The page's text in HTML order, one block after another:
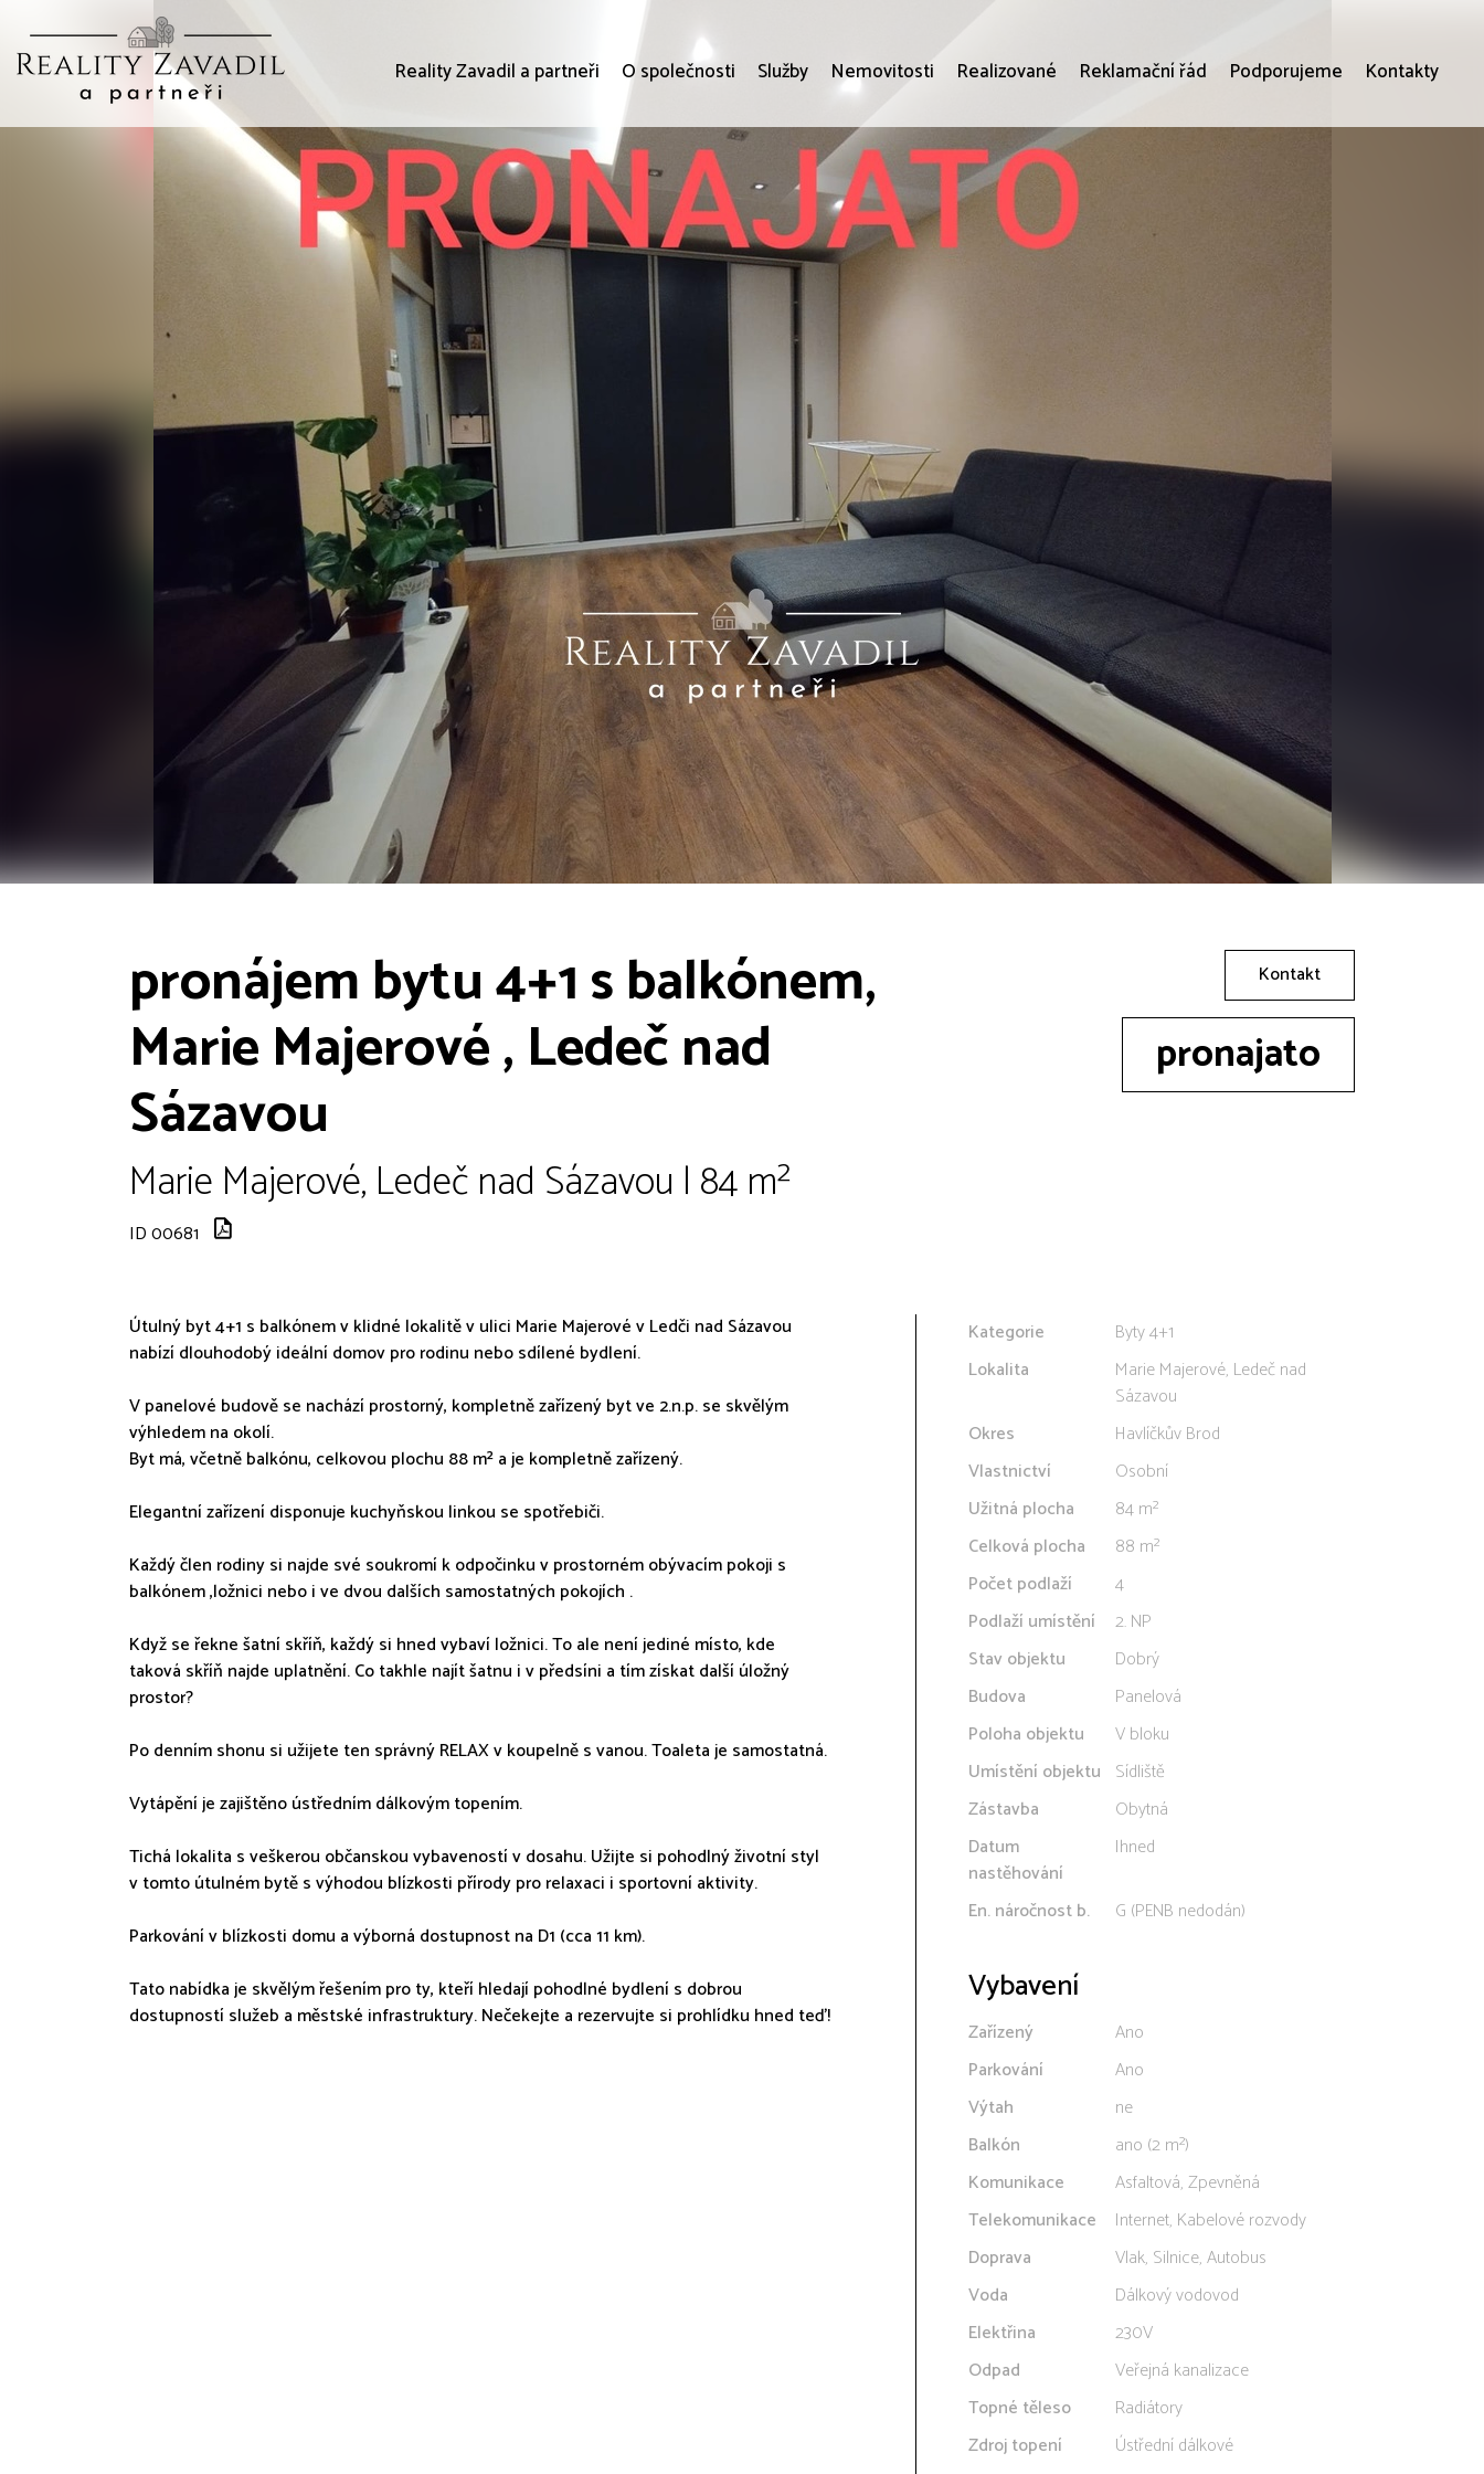
Reality Zavadil a partneři O společnosti Služby Nemovitosti Realizované Reklamační řád Podporujeme Kontakty
pronájem bytu 4+1 s balkónem,
Marie Majerové , Ledeč nad
Sázavou
Marie Majerové, Ledeč nad Sázavou | 84 m²
ID 00681
Kontakt
pronajato
Útulný byt 4+1 s balkónem v klidné lokalitě v ulici Marie Majerové v Ledči nad Sázavou
nabízí dlouhodobý ideální domov pro rodinu nebo sdílené bydlení.
V panelové budově se nachází prostorný, kompletně zařízený byt ve 2.n.p. se skvělým
výhledem na okolí.
Byt má, včetně balkónu, celkovou plochu 88 m² a je kompletně zařízený.
Elegantní zařízení disponuje kuchyňskou linkou se spotřebiči.
Každý člen rodiny si najde své soukromí k odpočinku v prostorném obývacím pokoji s
balkónem ,ložnici nebo i ve dvou dalších samostatných pokojích .
Když se řekne šatní skříň, každý si hned vybaví ložnici. To ale není jediné místo, kde
taková skříň najde uplatnění. Co takhle najít šatnu i v předsíni a tím získat další úložný
prostor?
Po denním shonu si užijete ten správný RELAX v koupelně s vanou. Toaleta je samostatná.
Vytápění je zajištěno ústředním dálkovým topením.
Tichá lokalita s veškerou občanskou vybaveností v dosahu. Užijte si pohodlný životní styl
v tomto útulném bytě s výhodou blízkosti přírody pro relaxaci i sportovní aktivity.
Parkování v blízkosti domu a výborná dostupnost na D1 (cca 11 km).
Tato nabídka je skvělým řešením pro ty, kteří hledají pohodlné bydlení s dobrou
dostupností služeb a městské infrastruktury. Nečekejte a rezervujte si prohlídku hned teď!
Kategorie
Byty 4+1
Lokalita
Marie Majerové, Ledeč nad
Sázavou
Okres
Havlíčkův Brod
Vlastnictví
Osobní
Užitná plocha
84 m²
Celková plocha
88 m²
Počet podlaží
4
Podlaží umístění
2. NP
Stav objektu
Dobrý
Budova
Panelová
Poloha objektu
V bloku
Umístění objektu Sídliště
Zástavba
Obytná
Datum
nastěhování
Ihned
En. náročnost b. G (PENB nedodán)
Vybavení
Zařízený
Ano
Parkování
Ano
Výtah
ne
Balkón
ano (2 m²)
Komunikace
Asfaltová, Zpevněná
Telekomunikace
Internet, Kabelové rozvody
Doprava
Vlak, Silnice, Autobus
Voda
Dálkový vodovod
Elektřina
230V
Odpad
Veřejná kanalizace
Topné těleso
Radiátory
Zdroj topení
Ústřední dálkové